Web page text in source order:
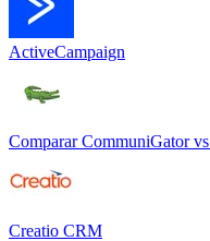
ActiveCampaign
Comparar CommuniGatorvs
Creatio CRM